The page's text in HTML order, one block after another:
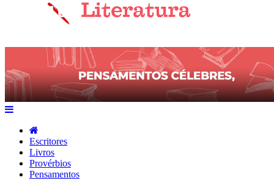
Escritores
Livros
Provérbios
Pensamentos